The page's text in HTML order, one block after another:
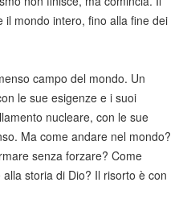
mondo intero, fino alla fine dei
campo del mondo. Un
le sue esigenze e i suoi
nucleare, con le sue
Ma come andare nel mondo?
senza forzare? Come
storia di Dio? Il risorto è con